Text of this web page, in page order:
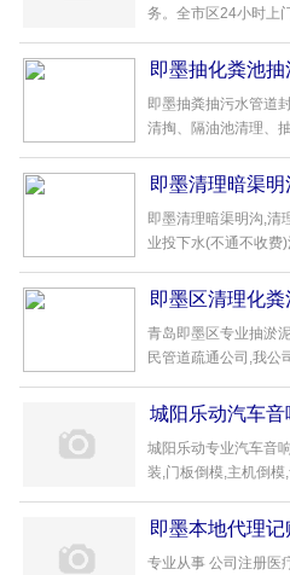
务。全市区24小时上
即墨抽化粪池
即墨抽粪抽污水管道
清掏、隔油池清理、
即墨清理暗渠
即墨清理暗渠明沟,清
业投下水(不通不收费
即墨区清理化
青岛即墨区专业抽淤
民管道疏通公司,我公
城阳乐动汽车
城阳乐动专业汽车音
装,门板倒模,主机倒
即墨本地代理
专业从事 公司注册医